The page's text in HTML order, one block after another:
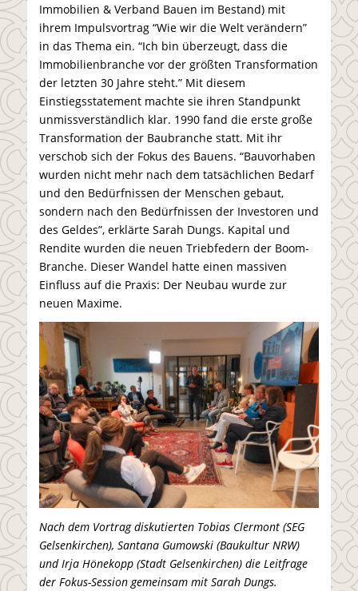
Immobilien & Verband Bauen im Bestand) mit
ihrem Impulsvortrag “Wie wir die Welt verändern”
in das Thema ein. “Ich bin überzeugt, dass die
Immobilienbranche vor der größten Transformation
der letzten 30 Jahre steht.” Mit diesem
Einstiegsstatement machte sie ihren Standpunkt
unmissverständlich klar. 1990 fand die erste große
Transformation der Baubranche statt. Mit ihr
verschob sich der Fokus des Bauens. “Bauvorhaben
wurden nicht mehr nach dem tatsächlichen Bedarf
und den Bedürfnissen der Menschen gebaut,
sondern nach den Bedürfnissen der Investoren und
des Geldes”, erklärte Sarah Dungs. Kapital und
Rendite wurden die neuen Triebfedern der Boom-
Branche. Dieser Wandel hatte einen massiven
Einfluss auf die Praxis: Der Neubau wurde zur
neuen Maxime.
Nach dem Vortrag diskutierten Tobias Clermont (SEG
Gelsenkirchen), Santana Gumowski (Baukultur NRW)
und Irja Hönekopp (Stadt Gelsenkirchen) die Leitfrage
der Fokus-Session gemeinsam mit Sarah Dungs.